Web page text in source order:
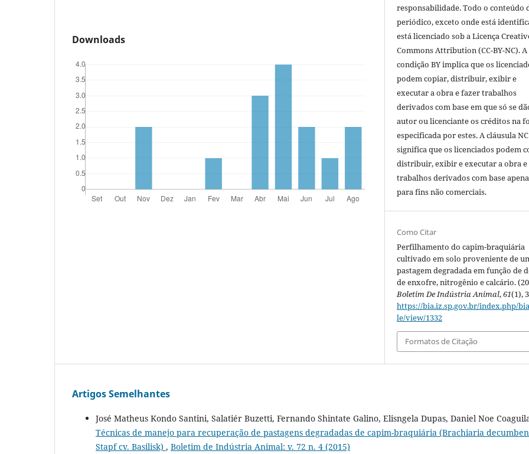
Downloads
responsabilidade. Todo o conteúdo
periódico, exceto onde está
está licenciado sob a Licença
Commons Attribution (CC-BY-NC). A
condição BY implica que os
podem copiar, distribuir, exibir e
executar a obra e fazer trabalhos
derivados com base em que só se
autor ou licenciante os créditos na
especificada por estes. A cláusula NC
significa que os licenciados podem
distribuir, exibir e executar a obra
trabalhos derivados com base
para fins não comerciais.
Como Citar
Perfilhamento do capim-braquiária
cultivado em solo proveniente de
pastagem degradada em função de
de enxofre, nitrogênio e calcário.
Boletim De Indústria Animal,61(1),
https://bia.iz.sp.gov.br/index.php/
le/view/1332
Formatos de Citação
Artigos Semelhantes
José Matheus Kondo Santini, Salatiér Buzetti, Fernando Shintate Galino, Elisngela Dupas, Daniel Noe
Técnicas de manejo para recuperação de pastagens degradadas de capim-braquiária (Brachiaria
Stapf cv. Basilisk) , Boletim de Indústria Animal: v. 72 n. 4 (2015)